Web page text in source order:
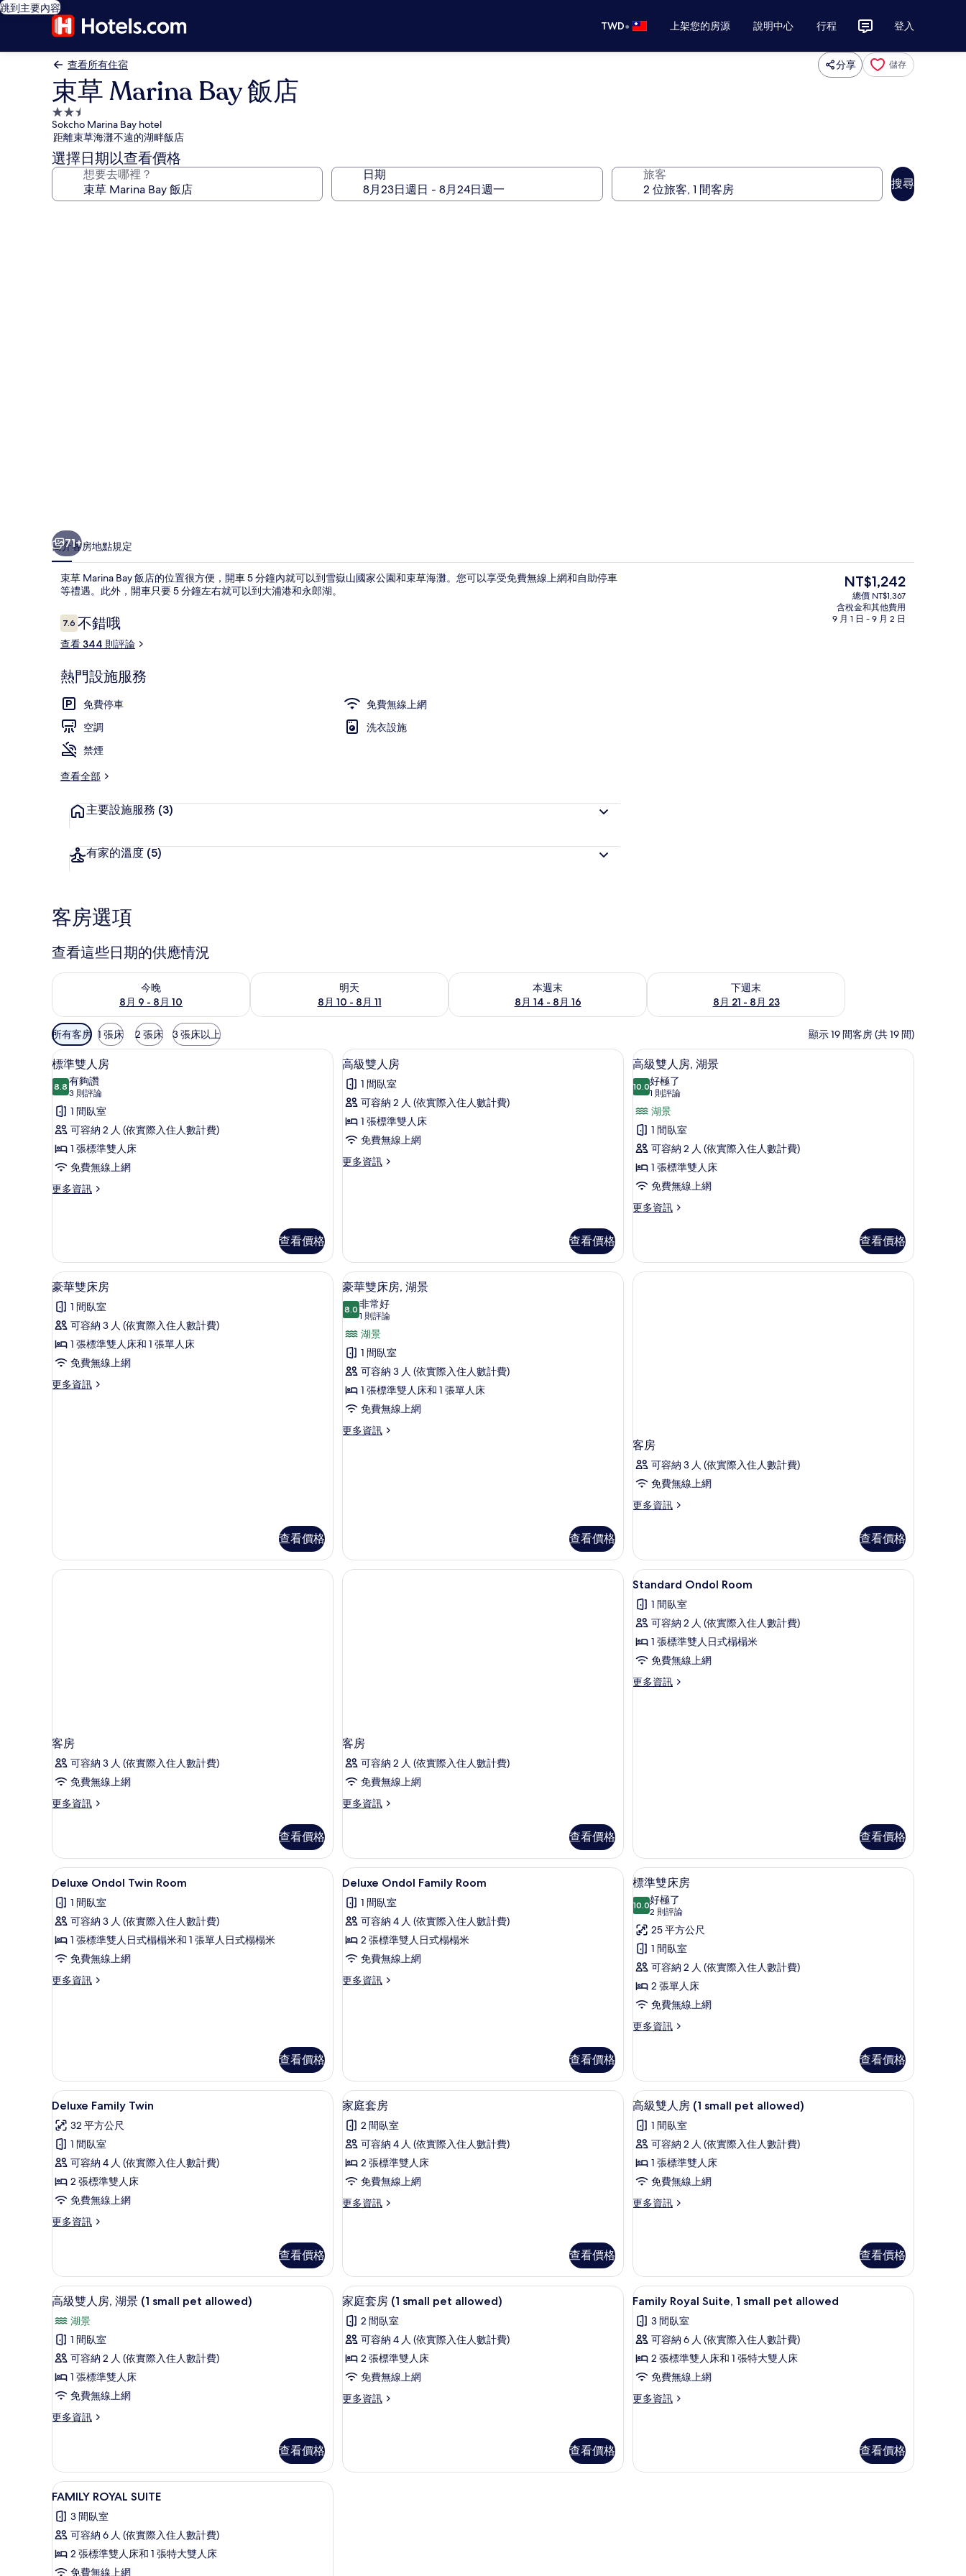
跳到主要內容
TWD• 上架您的房源 說明中心 行程 登入
查看所有住宿 分享 儲存
束草 Marina Bay 飯店
2.5
星
級
住
宿
Sokcho Marina Bay hotel
距離束草海灘不遠的湖畔飯店
選擇日期以查看價格
想要去哪裡？ 日期 旅客
搜尋
豪華雙床房 | 遮光布/窗簾、免費無線
71+
簡介客房地點規定
束草 Marina Bay 飯店的位置很方便，開車 5 分鐘內就可以到雪嶽山國家公園和束草海灘。您可以享受免費無線上網和自助停車
等禮遇。此外，開車只要 5 分鐘左右就可以到大浦港和永郎湖。
評
論
7.67.6 分，滿分 10 分，
不錯哦
查看 344 則評論
熱門設施服務
免費停車
免費無線上網
空調
洗衣設施
禁煙
查看全部
主要設施服務 (3)
有家的溫度 (5)
目
前
的
價
NT$1,242
總價 NT$1,367
含稅金和其他費用
9 月 1 日 - 9 月 2 日
客房選項
查看這些日期的供應情況
今晚
8月 9 - 8月 10
查看今晚 (8月 9 - 8月 10) 的供應情況
明天
8月 10 - 8月 11
查看明天 (8月 10 - 8月 11) 的供應情況
本週末
8月 14 - 8月 16
查看本週末 (8月 14 - 8月 16) 的供應情況
下週末
8月 21 - 8月 23
查看下週末 (8月 21 - 8月 23) 的供應情況
可
用
的
客
房
篩
選
件
所有客房 1 張床 2 張床 3 張床以上 顯示 19 間客房 (共 19 間)
顯
示
標
準
雙
人
房
的
片
標準雙人房 | 遮光布/窗簾、免費無線上網、床單
11
標準雙人房
8.88.8 分，滿分 10 分
有夠讚
3 則評論
(3
則
評
論)
1 間臥室
可容納 2 人 (依實際入住人數計費)
1 張標準雙人床
免費無線上網
更多資訊
更
人
房
的
詳
情
查看價格
顯
示
高
級
雙
房
片
遮光布/窗簾、免費無線上網、床單
10
高級雙人房
1 間臥室
可容納 2 人 (依實際入住人數計費)
1 張標準雙人床
免費無線上網
更多資訊
更
的
詳
情
查看價格
顯
示
高
級
雙
人
房,
湖
景
有
相
遮光布/窗簾、免費無線上網、床單
10
高級雙人房, 湖景
10.010.0 分，滿分 10 分
好極了
1 則評論
(1
則
評
論)
湖景
1 間臥室
可容納 2 人 (依實際入住人數計費)
1 張標準雙人床
免費無線上網
更多資訊
更
雙
人
房,
查看價格
顯
示
豪
華
雙
房
豪華雙床房 | 遮光布/窗簾、免費無線上網、床單
11
豪華雙床房
1 間臥室
可容納 3 人 (依實際入住人數計費)
1 張標準雙人床和 1 張單人床
免費無線上網
更多資訊
更
查看價格
顯
示
豪
華
雙
床
房,
湖
景
豪華雙床房, 湖景 | 遮光布/窗簾、免費無線上網、床單
10
豪華雙床房, 湖景
8.08.0 分，滿分 10 分
非常好
1 則評論
(1
則
評
論)
湖景
1 間臥室
可容納 3 人 (依實際入住人數計費)
1 張標準雙人床和 1 張單人床
免費無線上網
更多資訊
更
詳
情
查看價格
客房
可容納 3 人 (依實際入住人數計費)
免費無線上網
更多資訊
更
的
詳
情
查看價格
客房
可容納 3 人 (依實際入住人數計費)
免費無線上網
更多資訊
更
的
詳
情
查看價格
客房
可容納 2 人 (依實際入住人數計費)
免費無線上網
更多資訊
更
的
詳
情
查看價格
顯
示
Standard
Ondol
Room
的
所
Standard Ondol Room | 遮光布/窗簾、免費
3
Standard Ondol Room
1 間臥室
可容納 2 人 (依實際入住人數計費)
1 張標準雙人日式榻榻米
免費無線上網
更多資訊
更
查看價格
顯
示
Deluxe
Ondol
Twin
Room
的
遮光布/窗簾、免費無線上網、床單
5
Deluxe Ondol Twin Room
1 間臥室
可容納 3 人 (依實際入住人數計費)
1 張標準雙人日式榻榻米和 1 張單人日式榻榻米
免費無線上網
更多資訊
更
詳
情
查看價格
顯
示
Deluxe
Ondol
Family
Room
的
遮光布/窗簾、免費無線上網、床單
4
Deluxe Ondol Family Room
1 間臥室
可容納 4 人 (依實際入住人數計費)
2 張標準雙人日式榻榻米
免費無線上網
更多資訊
更
詳
情
查看價格
顯
示
標
準
雙
床
房
的
所
片
標準雙床房 | 遮光布/窗簾、免費無線上網、床
4
標準雙床房
10.010.0 分，滿分 10 分
好極了
2 則評論
(2
則
評
論)
25 平方公尺
1 間臥室
可容納 2 人 (依實際入住人數計費)
2 張單人床
免費無線上網
更多資訊
更
雙
床
房
詳
情
查看價格
顯
示
Deluxe
Family
Twin
的
所
有
Deluxe Family Twin | 遮光布/窗簾、免費無線上網、床單
12
Deluxe Family Twin
32 平方公尺
1 間臥室
可容納 4 人 (依實際入住人數計費)
2 張標準雙人床
免費無線上網
更多資訊
更
Twin
的
詳
查看價格
顯
示
家
庭
套
的
相
片
遮光布/窗簾、免費無線上網、床單
4
家庭套房
2 間臥室
可容納 4 人 (依實際入住人數計費)
2 張標準雙人床
免費無線上網
更多資訊
更
房
的
詳
情
查看價格
顯
示
高
級
雙
房
allowed)
的
所
有
相
片
遮光布/窗簾、免費無線上網、床單
9
高級雙人房 (1 small pet allowed)
1 間臥室
可容納 2 人 (依實際入住人數計費)
1 張標準雙人床
免費無線上網
更多資訊
更
人
房
(1
small
pet
allowed)
的
詳
情
查看價格
顯
高
級
雙
人
湖
(1
small
pet
allowed)
的
所
有
遮光布/窗簾、免費無線上網、床單
10
高級雙人房, 湖景 (1 small pet allowed)
湖景
1 間臥室
可容納 2 人 (依實際入住人數計費)
1 張標準雙人床
免費無線上網
更多資訊
更
雙
人
房,
景
(1
pet
allowed)
查看價格
顯
示
家
庭
套
(1
的
遮光布/窗簾、免費無線上網、床單
3
家庭套房 (1 small pet allowed)
2 間臥室
可容納 4 人 (依實際入住人數計費)
2 張標準雙人床
免費無線上網
更多資訊
更
房
(1
查看價格
顯
示
Family
Royal
Suite,
1
small
所
遮光布/窗簾、免費無線上網、床單
6
Family Royal Suite, 1 small pet allowed
3 間臥室
可容納 6 人 (依實際入住人數計費)
2 張標準雙人床和 1 張特大雙人床
免費無線上網
更多資訊
更
1
small
查看價格
顯
示
FAMILY
ROYAL
SUITE
遮光布/窗簾、免費無線上網、床單
1
FAMILY ROYAL SUITE
3 間臥室
可容納 6 人 (依實際入住人數計費)
2 張標準雙人床和 1 張特大雙人床
免費無線上網